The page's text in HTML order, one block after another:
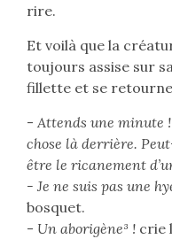
rire.
Et voilà que la
toujours assise sur
fillette et se
- Attends une minute !
chose là derrière.
être le ricanement
- Je ne suis pas une
bosquet.
- Un aborigène³ ! crie